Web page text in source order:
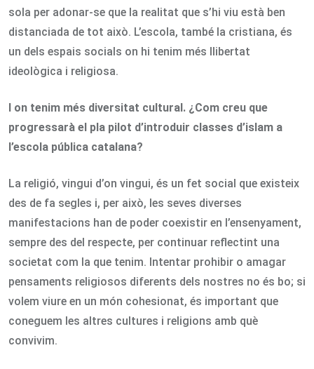
sola per adonar-se que la realitat que s’hi viu està ben
distanciada de tot això. L’escola, també la cristiana, és
un dels espais socials on hi tenim més llibertat
ideològica i religiosa.
I on tenim més diversitat cultural. ¿Com creu que
progressarà el pla pilot d’introduir classes d’islam a
l’escola pública catalana?
La religió, vingui d’on vingui, és un fet social que existeix
des de fa segles i, per això, les seves diverses
manifestacions han de poder coexistir en l’ensenyament,
sempre des del respecte, per continuar reflectint una
societat com la que tenim. Intentar prohibir o amagar
pensaments religiosos diferents dels nostres no és bo; si
volem viure en un món cohesionat, és important que
coneguem les altres cultures i religions amb què
convivim.